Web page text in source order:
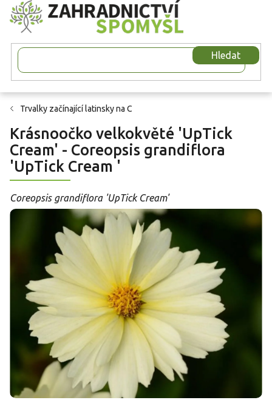
Přejít
na
obsah
Hledat
Trvalky začínající latinsky na C
Krásnoočko velkokvěté 'UpTick
Cream' - Coreopsis grandiflora
'UpTick Cream '
Coreopsis grandiflora 'UpTick Cream'